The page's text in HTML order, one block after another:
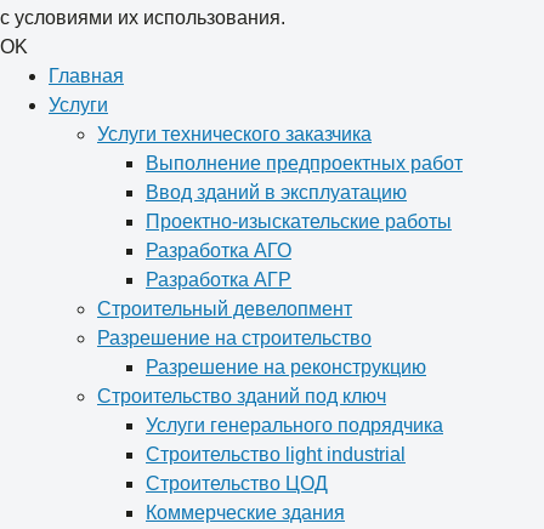
с условиями их использования.
OK
Главная
Услуги
Услуги технического заказчика
Выполнение предпроектных работ
Ввод зданий в эксплуатацию
Проектно-изыскательские работы
Разработка АГО
Разработка АГР
Строительный девелопмент
Разрешение на строительство
Разрешение на реконструкцию
Строительство зданий под ключ
Услуги генерального подрядчика
Строительство light industrial
Строительство ЦОД
Коммерческие здания